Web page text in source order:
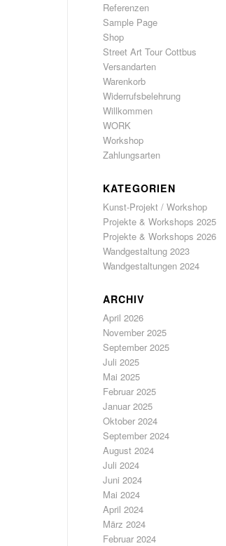
Referenzen
Sample Page
Shop
Street Art Tour Cottbus
Versandarten
Warenkorb
Widerrufsbelehrung
Willkommen
WORK
Workshop
Zahlungsarten
KATEGORIEN
Kunst-Projekt / Workshop
Projekte & Workshops 2025
Projekte & Workshops 2026
Wandgestaltung 2023
Wandgestaltungen 2024
ARCHIV
April 2026
November 2025
September 2025
Juli 2025
Mai 2025
Februar 2025
Januar 2025
Oktober 2024
September 2024
August 2024
Juli 2024
Juni 2024
Mai 2024
April 2024
März 2024
Februar 2024